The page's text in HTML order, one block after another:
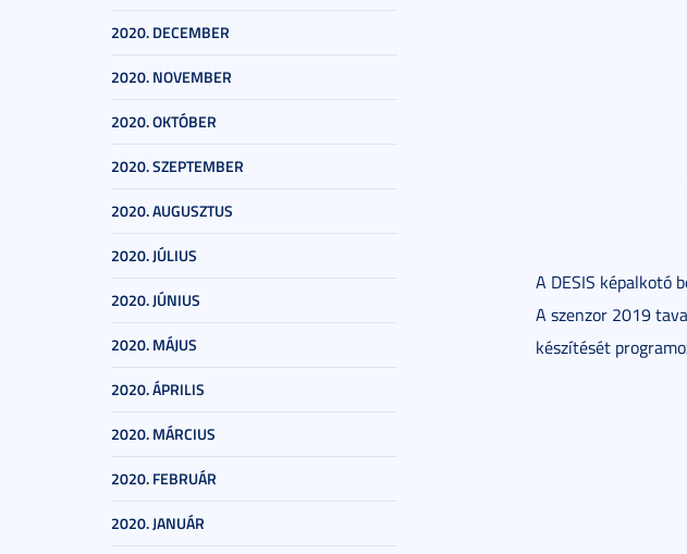
2020. DECEMBER
2020. NOVEMBER
2020. OKTÓBER
2020. SZEPTEMBER
2020. AUGUSZTUS
2020. JÚLIUS
2020. JÚNIUS
2020. MÁJUS
2020. ÁPRILIS
2020. MÁRCIUS
2020. FEBRUÁR
2020. JANUÁR
A DESIS képalkotó
A szenzor 2019
készítését